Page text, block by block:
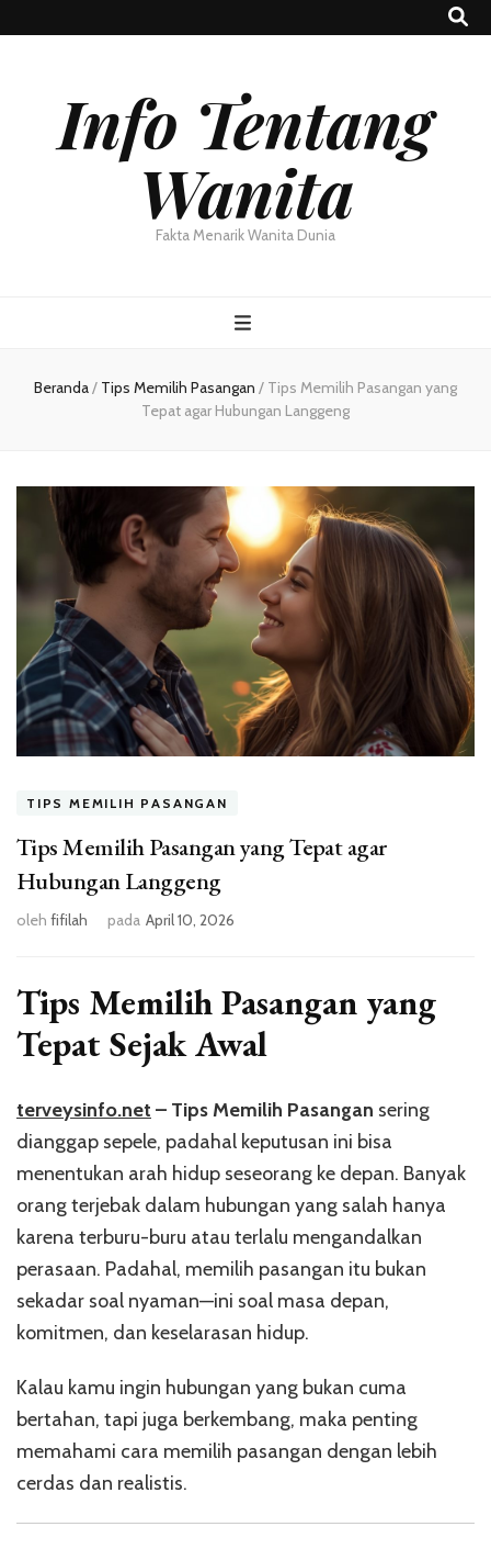
Info Tentang
Wanita
Fakta Menarik Wanita Dunia
Beranda/ Tips Memilih Pasangan / Tips Memilih Pasangan yang
Tepat agar Hubungan Langgeng
TIPS MEMILIH PASANGAN
Tips Memilih Pasangan yang Tepat agar
Hubungan Langgeng
oleh fifilah pada April 10, 2026
Tips Memilih Pasangan yang
Tepat Sejak Awal
terveysinfo.net – Tips Memilih Pasangan sering
dianggap sepele, padahal keputusan ini bisa
menentukan arah hidup seseorang ke depan. Banyak
orang terjebak dalam hubungan yang salah hanya
karena terburu-buru atau terlalu mengandalkan
perasaan. Padahal, memilih pasangan itu bukan
sekadar soal nyaman—ini soal masa depan,
komitmen, dan keselarasan hidup.
Kalau kamu ingin hubungan yang bukan cuma
bertahan, tapi juga berkembang, maka penting
memahami cara memilih pasangan dengan lebih
cerdas dan realistis.